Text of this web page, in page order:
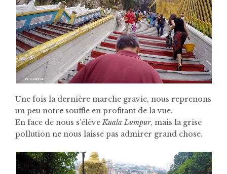
Une fois la dernière marche gravie, nous reprenons
un peu notre souffle en profitant de la vue.
En face de nous s’élèveKuala Lumpur, mais la grise
pollution ne nous laisse pas admirer grand chose.